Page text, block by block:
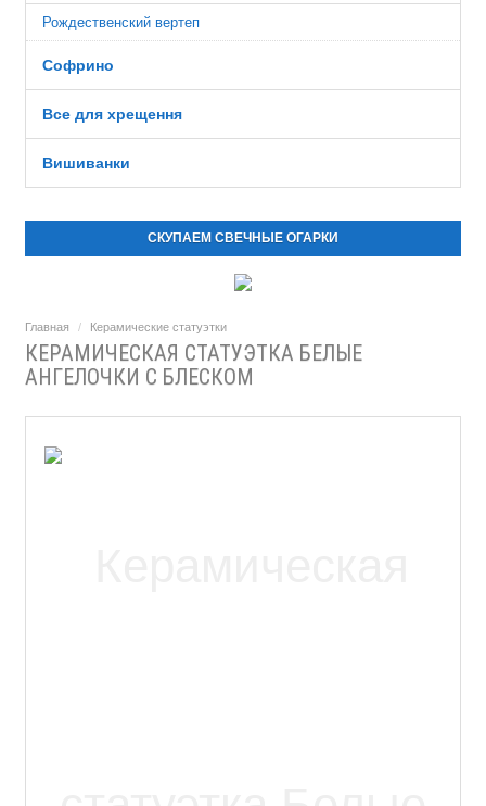
Рождественский вертеп
Софрино
Все для хрещення
Вишиванки
СКУПАЕМ СВЕЧНЫЕ ОГАРКИ
Главная Керамические статуэтки
КЕРАМИЧЕСКАЯ СТАТУЭТКА БЕЛЫЕ
АНГЕЛОЧКИ С БЛЕСКОМ